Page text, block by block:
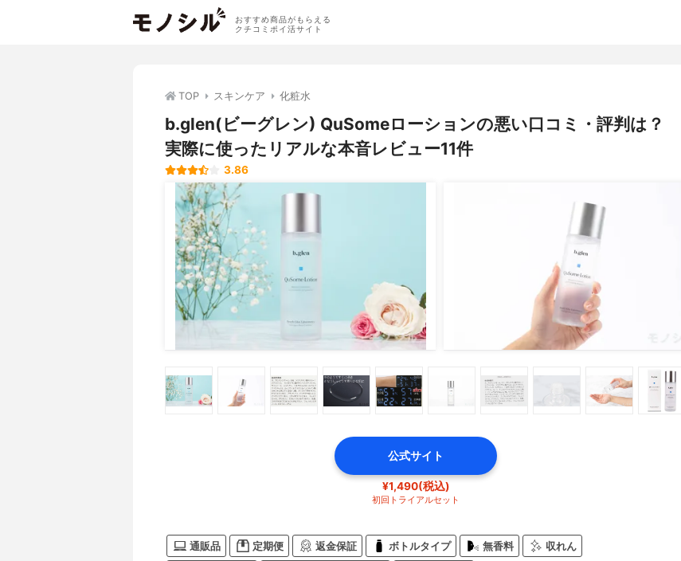
おすすめ商品がもらえる
クチコミポイ活サイト
TOP スキンケア 化粧水
b.glen(ビーグレン) QuSomeローションの悪い口コミ・評判は？
実際に使ったリアルな本音レビュー11件
3.86
公式サイト
¥1,490(税込)
初回トライアルセット
通販品 定期便 返金保証 ボトルタイプ 無香料 収れん